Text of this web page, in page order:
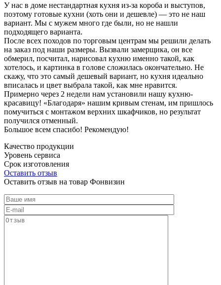
У нас в доме нестандартная кухня из-за короба и выступов,
поэтому готовые кухни (хоть они и дешевле) — это не наш
вариант. Мы с мужем много где были, но не нашли
подходящего варианта.
После всех походов по торговым центрам мы решили делать
на заказ под наши размеры. Вызвали замерщика, он все
обмерил, посчитал, нарисовал кухню именно такой, как
хотелось, и картинка в голове сложилась окончательно. Не
скажу, что это самый дешевый вариант, но кухня идеально
вписалась и цвет выбрала такой, как мне нравится.
Примерно через 2 недели нам установили нашу кухню-
красавицу! «Благодаря» нашим кривым стенам, им пришлось
помучиться с монтажом верхних шкафчиков, но результат
получился отменный.
Большое всем спасибо! Рекомендую!
Качество продукции
Уровень сервиса
Срок изготовления
Оставить отзыв
Оставить отзыв на товар Фонвизин